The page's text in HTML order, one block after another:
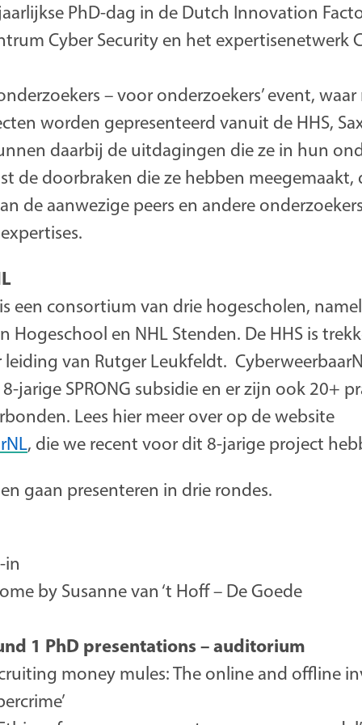
PhD-dag in de Dutch Innovation
Cyber Security en het expertisenetwerk
– voor onderzoekers’ event,
worden gepresenteerd vanuit de HHS,
daarbij de uitdagingen die ze in hun
de doorbraken die ze hebben meegemaakt,
de aanwezige peers en andere
een consortium van drie hogescholen,
Hogeschool en NHL Stenden. De HHS is
van Rutger Leukfeldt.
jarige SPRONG subsidie en er zijn ook 20+
Lees hier meer over op de website
, die we recent voor dit 8-jarige project
gaan presenteren in drie rondes.
in
by Susanne van ‘t Hoff – De Goede
1 PhD presentations – auditorium
money mules: The online and offline